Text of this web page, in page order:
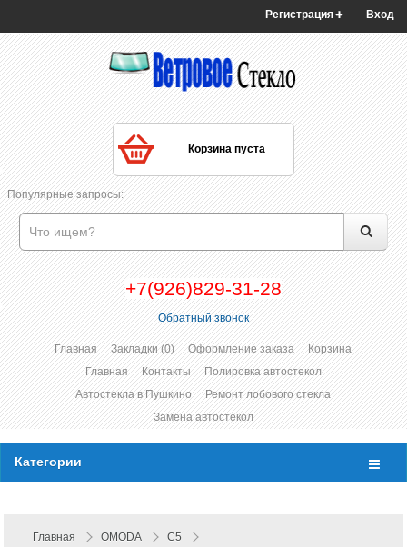
Вход
Регистрация
Корзина пуста
Популярные запросы:
+7(926)829-31-28
Обратный звонок
Главная Закладки (0) Оформление заказа
Корзина
Главная
Контакты
Полировка автостекол
Автостекла в Пушкино
Ремонт лобового стекла
Замена автостекол
Категории
Главная OMODA C5